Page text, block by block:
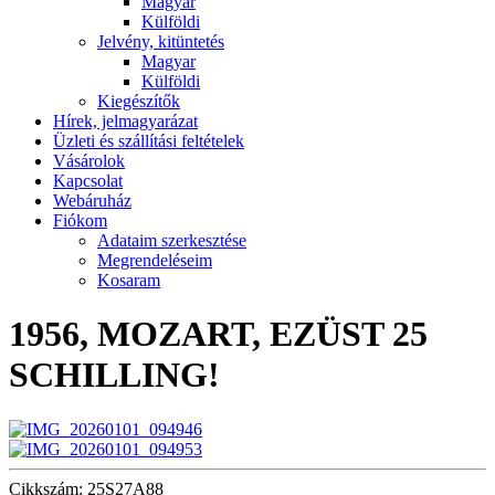
Külföldi
Jelvény, kitüntetés
Magyar
Külföldi
Kiegészítők
Hírek, jelmagyarázat
Üzleti és szállítási feltételek
Vásárolok
Kapcsolat
Webáruház
Fiókom
Adataim szerkesztése
Megrendeléseim
Kosaram
1956, MOZART, EZÜST 25
SCHILLING!
Cikkszám: 25S27A88